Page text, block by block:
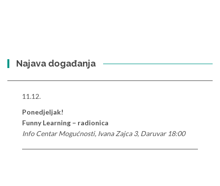
Najava događanja
11.12.
Ponedjeljak!
Funny Learning – radionica
Info Centar Mogućnosti, Ivana Zajca 3, Daruvar 18:00